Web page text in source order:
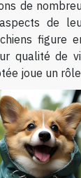
de
de
figure
qualité de
joue un